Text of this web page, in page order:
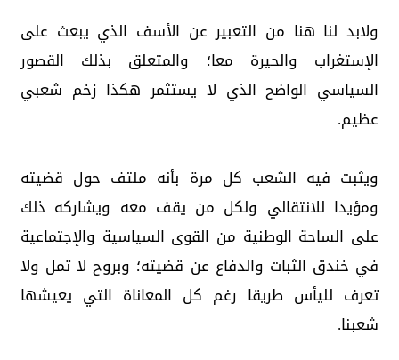
ولابد لنا هنا من التعبير عن الأسف الذي يبعث على
الإستغراب والحيرة معا؛ والمتعلق بذلك القصور
السياسي الواضح الذي لا يستثمر هكذا زخم شعبي
عظيم.
ويثبت فيه الشعب كل مرة بأنه ملتف حول قضيته
ومؤيدا للانتقالي ولكل من يقف معه ويشاركه ذلك
على الساحة الوطنية من القوى السياسية والإجتماعية
في خندق الثبات والدفاع عن قضيته؛ وبروح لا تمل ولا
تعرف لليأس طريقا رغم كل المعاناة التي يعيشها
شعبنا.